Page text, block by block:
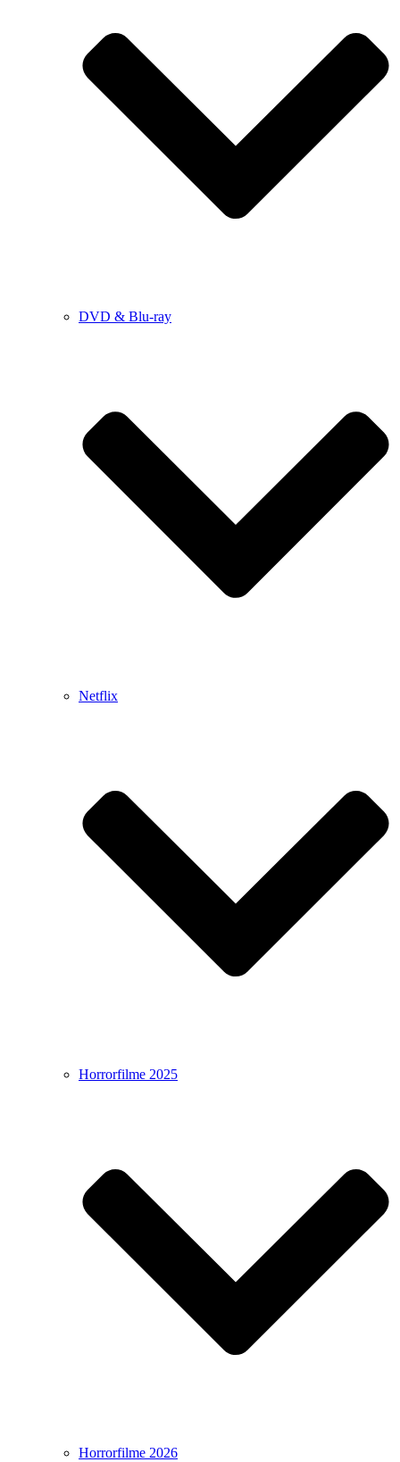
DVD & Blu-ray
Netflix
Horrorfilme 2025
Horrorfilme 2026